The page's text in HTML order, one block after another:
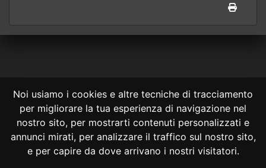
Noi usiamo i cookies e altre tecniche di tracciamento
per migliorare la tua esperienza di navigazione nel
nostro sito, per mostrarti contenuti personalizzati e
annunci mirati, per analizzare il traffico sul nostro sito,
e per capire da dove arrivano i nostri visitatori.
CONSULTA ONLINE DAL 1995 -NOTE LEGALI
Consulta OnLine non ha prodotto e non è responsabile per i contenuti e
le informazioni legali di siti collegati.